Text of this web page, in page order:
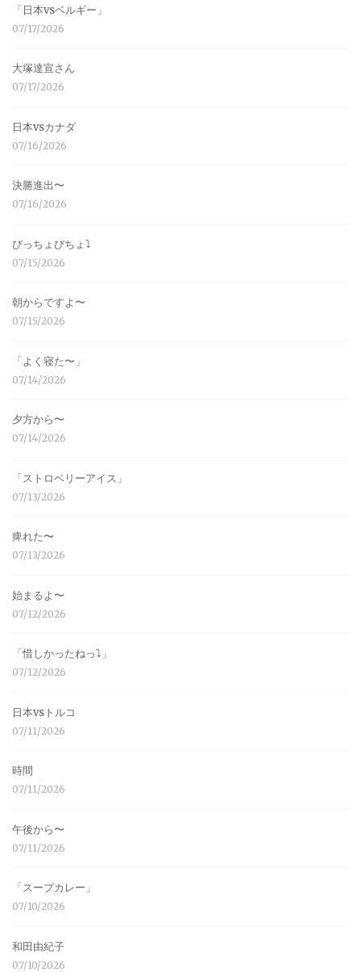
「日本vsベルギー」
07/17/2026
大塚達宣さん
07/17/2026
日本vsカナダ
07/16/2026
決勝進出〜
07/16/2026
びっちょびちょ⤵︎
07/15/2026
朝からですよ〜
07/15/2026
「よく寝た〜」
07/14/2026
夕方から〜
07/14/2026
「ストロベリーアイス」
07/13/2026
痺れた〜
07/13/2026
始まるよ〜
07/12/2026
「惜しかったねっ⤵︎」
07/12/2026
日本vsトルコ
07/11/2026
時間
07/11/2026
午後から〜
07/11/2026
「スープカレー」
07/10/2026
和田由紀子
07/10/2026